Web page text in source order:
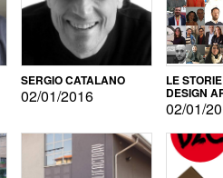
SERGIO CATALANO
02/01/2016
LE
DESIGN
02/01/